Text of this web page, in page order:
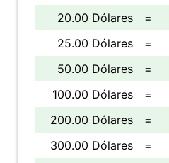
20.00 Dólares
=
25.00 Dólares
=
50.00 Dólares
=
100.00 Dólares
=
200.00 Dólares
=
300.00 Dólares
=